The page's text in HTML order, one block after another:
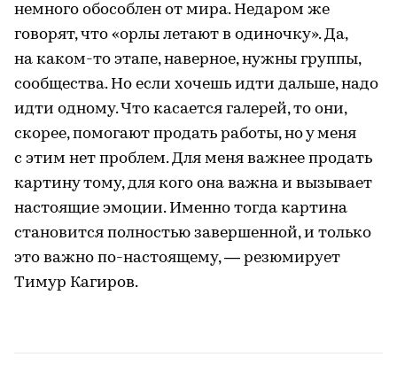
немного обособлен от мира. Недаром же
говорят, что «орлы летают в одиночку». Да,
на каком-то этапе, наверное, нужны группы,
сообщества. Но если хочешь идти дальше, надо
идти одному. Что касается галерей, то они,
скорее, помогают продать работы, но у меня
с этим нет проблем. Для меня важнее продать
картину тому, для кого она важна и вызывает
настоящие эмоции. Именно тогда картина
становится полностью завершенной, и только
это важно по-настоящему, — резюмирует
Тимур Кагиров.